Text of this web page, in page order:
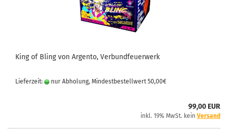
King of Bling von Argento, Verbundfeuerwerk
Lieferzeit: nur Abholung, Mindestbestellwert 50,00€
99,00 EUR
inkl. 19% MwSt. kein Versand